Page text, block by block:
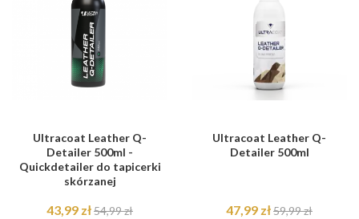
Ultracoat Leather Q-
Detailer 500ml -
Quickdetailer do tapicerki
skórzanej
43,99 zł54,99 zł
Ultracoat Leather Q-
Detailer 500ml
47,99 zł59,99 zł